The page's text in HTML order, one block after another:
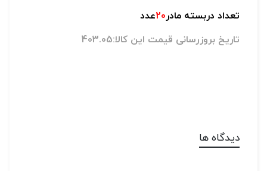
تعداد دربسته مادر20عدد
تاریخ بروزرسانی قیمت این کالا:403.05
دیدگاه ها